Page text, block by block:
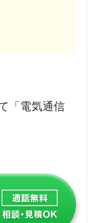
「電気通信